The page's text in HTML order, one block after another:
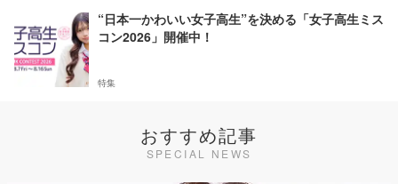
“日本一かわいい女子高生”を決める「女子高生ミス
コン2026」開催中！
特集
おすすめ記事
SPECIAL NEWS